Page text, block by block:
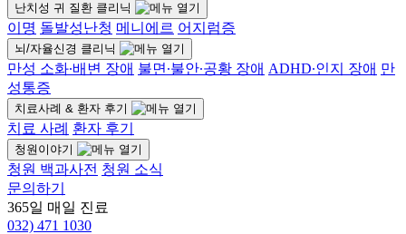
난치성 귀 질환 클리닉
이명 돌발성난청 메니에르 어지럼증
뇌/자율신경 클리닉
만성 소화∙배변 장애 불면∙불안∙공황 장애 ADHD∙인지 장애 만
성통증
치료사례 & 환자 후기
치료 사례 환자 후기
청원이야기
청원 백과사전 청원 소식
문의하기
365일 매일 진료
032) 471 1030